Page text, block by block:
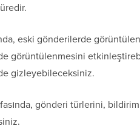
eski gönderilerde
görüntülenmesini
gizleyebileceksiniz.
gönderi türlerini,